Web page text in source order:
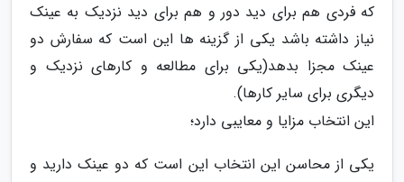
که فردی هم برای دید دور و هم برای دید نزدیک به عینک
نیاز داشته باشد یکی از گزینه ها این است که سفارش دو
عینک مجزا بدهد(یکی برای مطالعه و کارهای نزدیک و
دیگری برای سایر کارها).
این انتخاب مزایا و معایبی دارد؛
یکی از محاسن این انتخاب این است که دو عینک دارید و